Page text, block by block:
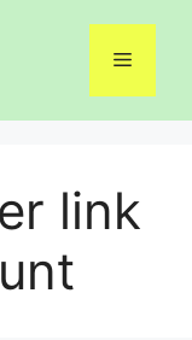
Menu
link